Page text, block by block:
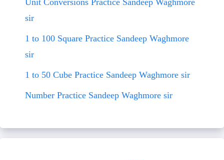
sir
1 to 100 Square Practice Sandeep Waghmore
sir
1 to 50 Cube Practice Sandeep Waghmore sir
Number Practice Sandeep Waghmore sir